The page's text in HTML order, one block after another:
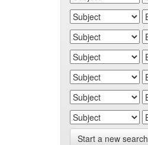
Start a new search